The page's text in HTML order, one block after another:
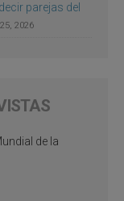
parejas del
2026
de la